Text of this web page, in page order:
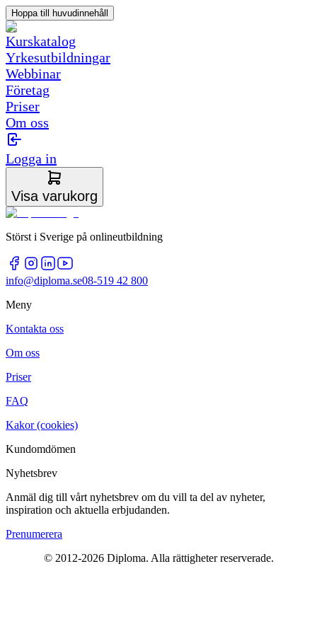
Hoppa till huvudinnehåll
Kurskatalog
Yrkesutbildningar
Webbinar
Företag
Priser
Om oss
Logga in
Visa varukorg
Störst i Sverige på onlineutbildning
info@diploma.se08-519 42 800
Meny
Kontakta oss
Om oss
Priser
FAQ
Kakor (cookies)
Kundomdömen
Nyhetsbrev
Anmäl dig till vårt nyhetsbrev om du vill ta del av nyheter,
inspiration och aktuella erbjudanden.
Prenumerera
© 2012-2026 Diploma. Alla rättigheter reserverade.